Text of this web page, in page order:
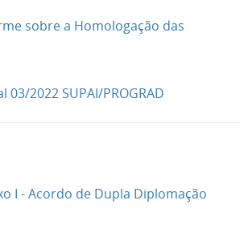
sobre a Homologação das
03/2022 SUPAI/PROGRAD
I - Acordo de Dupla Diplomação